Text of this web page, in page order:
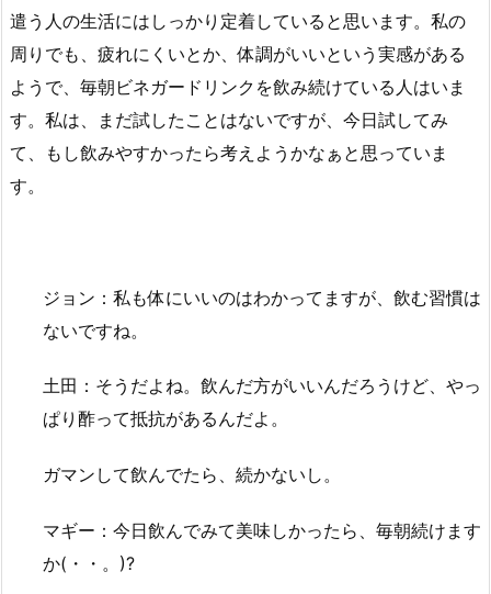
遣う人の生活にはしっかり定着していると思います。私の
周りでも、疲れにくいとか、体調がいいという実感がある
ようで、毎朝ビネガードリンクを飲み続けている人はいま
す。私は、まだ試したことはないですが、今日試してみ
て、もし飲みやすかったら考えようかなぁと思っていま
す。
ジョン：私も体にいいのはわかってますが、飲む習慣は
ないですね。
土田：そうだよね。飲んだ方がいいんだろうけど、やっ
ぱり酢って抵抗があるんだよ。
ガマンして飲んでたら、続かないし。
マギー：今日飲んでみて美味しかったら、毎朝続けます
か(・・。)?